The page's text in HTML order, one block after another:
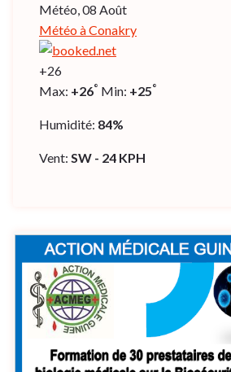
Météo, 08 Août
Météo à Conakry
+26
Max: +26° Min: +25°
Humidité: 84%
Vent: SW - 24 KPH